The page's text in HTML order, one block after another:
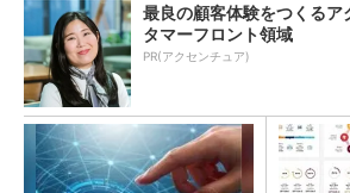
最良の顧客体験をつくるア
タマーフロント領域
PR(アクセンチュア)